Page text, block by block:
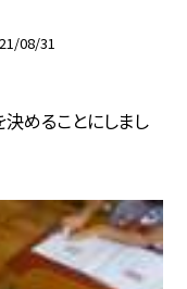
08/31
めることにしまし